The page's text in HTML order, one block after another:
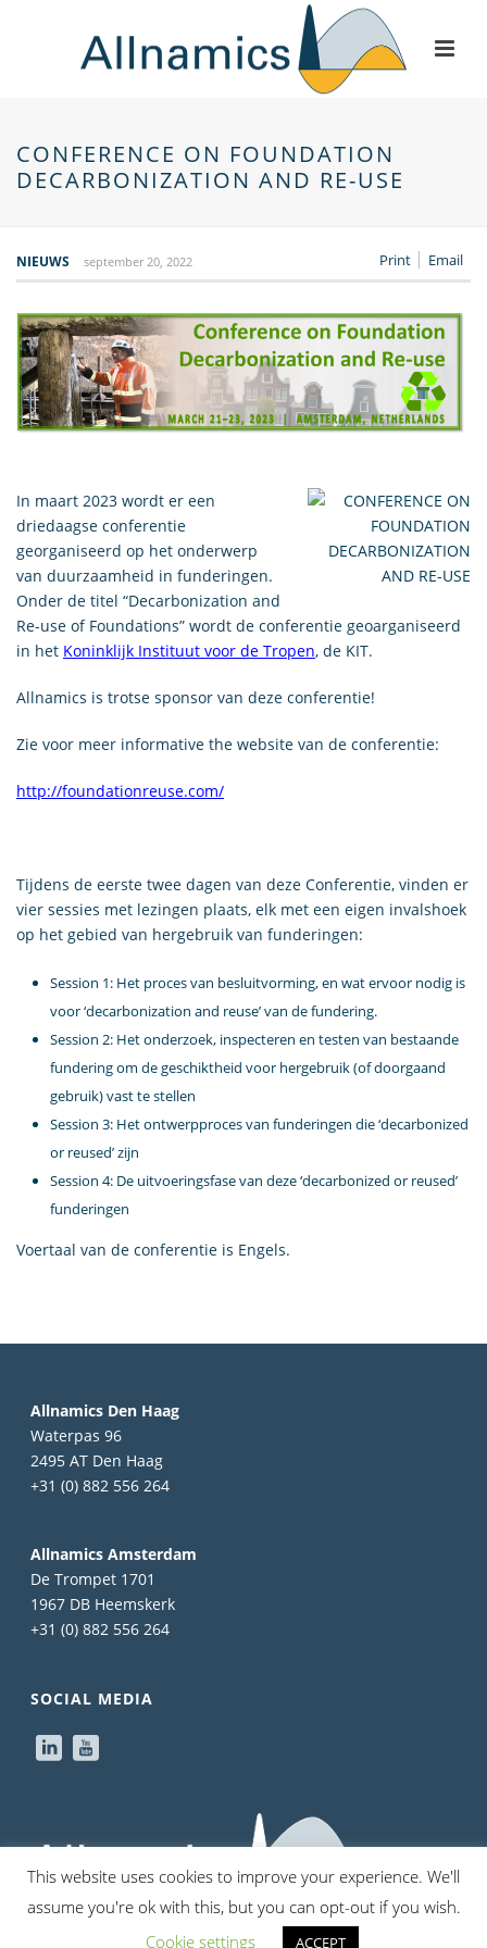
CONFERENCE ON FOUNDATION
DECARBONIZATION AND RE-USE
Print Email
NIEUWS september 20, 2022
In maart 2023 wordt er een
driedaagse conferentie
georganiseerd op het onderwerp
van duurzaamheid in funderingen.
Onder de titel “Decarbonization and
Re-use of Foundations” wordt de conferentie geoarganiseerd
in het Koninklijk Instituut voor de Tropen, de KIT.
Allnamics is trotse sponsor van deze conferentie!
Zie voor meer informative the website van de conferentie:
http://foundationreuse.com/
Tijdens de eerste twee dagen van deze Conferentie, vinden er
vier sessies met lezingen plaats, elk met een eigen invalshoek
op het gebied van hergebruik van funderingen:
Session 1: Het proces van besluitvorming, en wat ervoor nodig is
voor ‘decarbonization and reuse’ van de fundering.
Session 2: Het onderzoek, inspecteren en testen van bestaande
fundering om de geschiktheid voor hergebruik (of doorgaand
gebruik) vast te stellen
Session 3: Het ontwerpproces van funderingen die ‘decarbonized
or reused’ zijn
Session 4: De uitvoeringsfase van deze ‘decarbonized or reused’
funderingen
Voertaal van de conferentie is Engels.
Allnamics Den Haag
Waterpas 96
2495 AT Den Haag
+31 (0) 882 556 264
Allnamics Amsterdam
De Trompet 1701
1967 DB Heemskerk
+31 (0) 882 556 264
SOCIAL MEDIA
This website uses cookies to improve your experience. We'll
assume you're ok with this, but you can opt-out if you wish.
Cookie settings
ACCEPT